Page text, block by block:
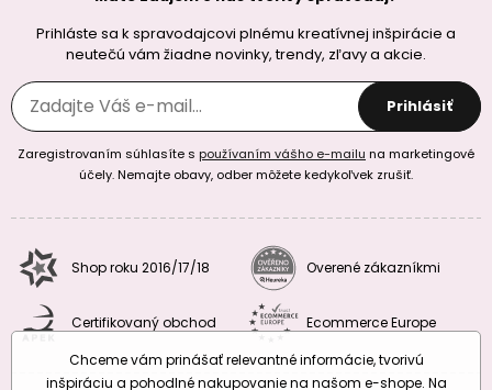
Prihláste sa k spravodajcovi plnému kreatívnej inšpirácie a
neutečú vám žiadne novinky, trendy, zľavy a akcie.
Prihlásiť
Zaregistrovaním súhlasíte s používaním vášho e-mailu na marketingové
účely. Nemajte obavy, odber môžete kedykoľvek zrušiť.
Shop roku 2016/17/18 Overené zákazníkmi
Certifikovaný obchod Ecommerce Europe
Chceme vám prinášať relevantné informácie, tvorivú
inšpiráciu a pohodlné nakupovanie na našom e-shope. Na